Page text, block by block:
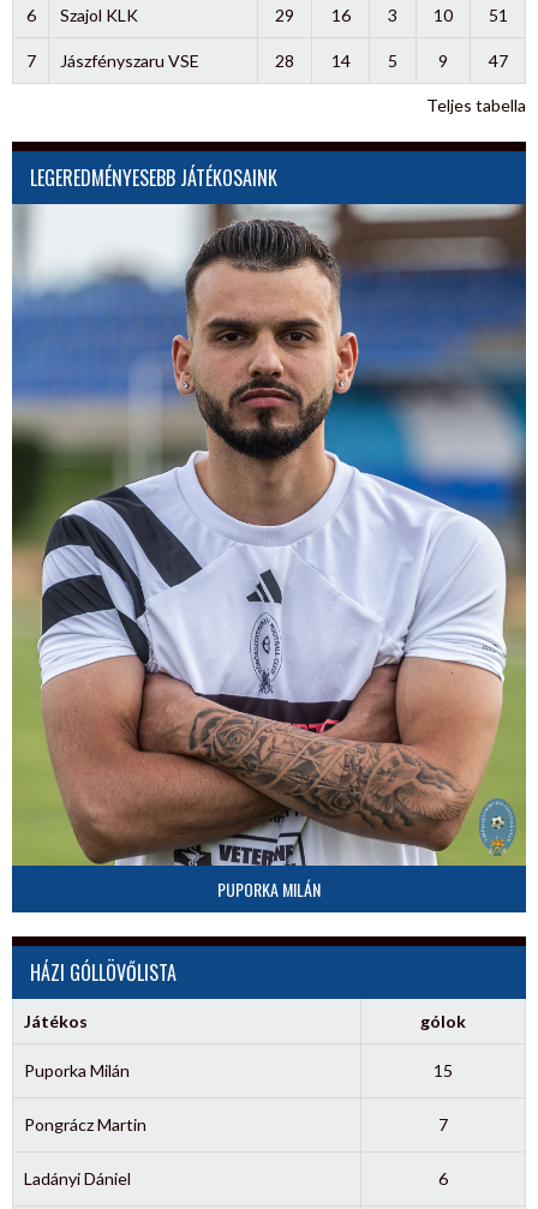
6 Szajol KLK 29 16 3 10 51
7 Jászfényszaru VSE 28 14 5 9 47
Teljes tabella
LEGEREDMÉNYESEBB JÁTÉKOSAINK
PUPORKA MILÁN
HÁZI GÓLLÖVŐLISTA
Játékos gólok
Puporka Milán 15
Pongrácz Martin 7
Ladányi Dániel 6